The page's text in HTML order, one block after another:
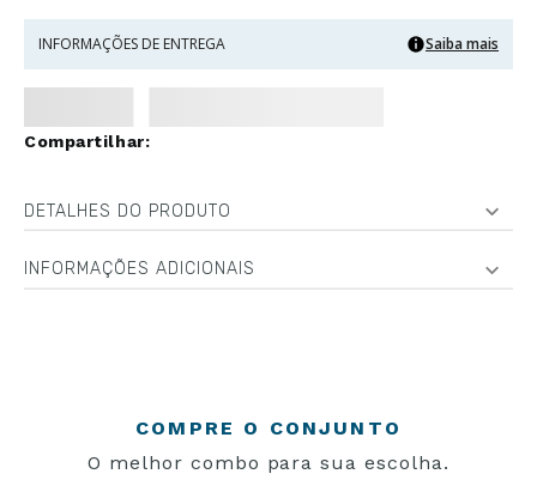
INFORMAÇÕES DE ENTREGA Saiba mais
DETALHES DO PRODUTO
INFORMAÇÕES ADICIONAIS
COMPRE O CONJUNTO
O melhor combo para sua escolha.